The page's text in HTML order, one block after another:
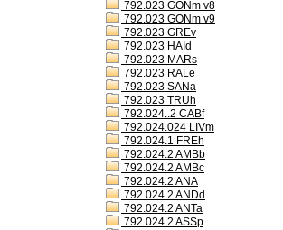
792.023 GONm v8
792.023 GONm v9
792.023 GREv
792.023 HAId
792.023 MARs
792.023 RALe
792.023 SANa
792.023 TRUh
792.024..2 CABf
792.024.024 LIVm
792.024.1 FREh
792.024.2 AMBb
792.024.2 AMBc
792.024.2 ANA
792.024.2 ANDd
792.024.2 ANTa
792.024.2 ASSp